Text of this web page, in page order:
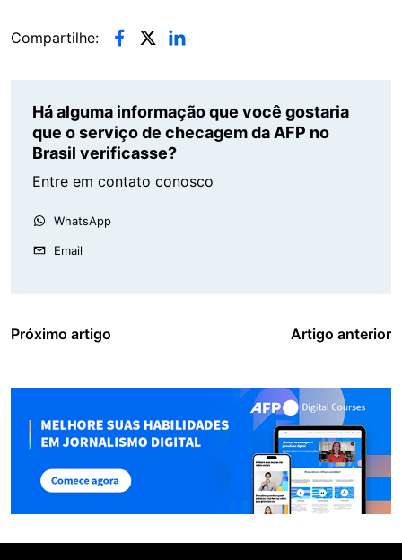
Compartilhe:
Há alguma informação que você gostaria
que o serviço de checagem da AFP no
Brasil verificasse?
Entre em contato conosco
WhatsApp
Email
Próximo artigo Artigo anterior